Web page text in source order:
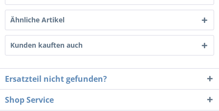
Ähnliche Artikel
Kunden kauften auch
Ersatzteil nicht gefunden?
Shop Service